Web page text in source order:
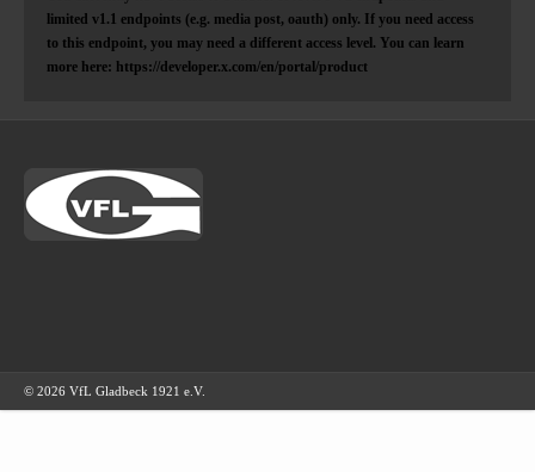
limited v1.1 endpoints (e.g. media post, oauth) only. If you need access
to this endpoint, you may need a different access level. You can learn
more here: https://developer.x.com/en/portal/product
© 2026 VfL Gladbeck 1921 e.V.